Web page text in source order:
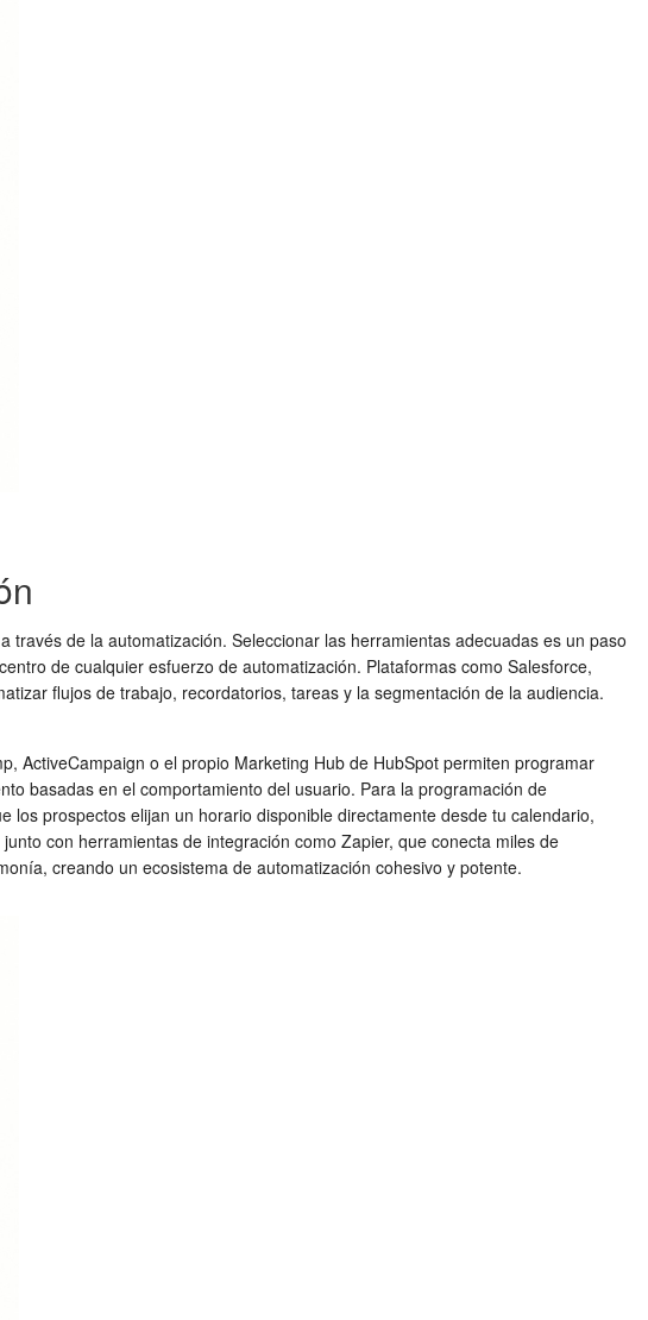
a través de la automatización. Seleccionar las herramientas adecuadas es un paso
de cualquier esfuerzo de automatización. Plataformas como Salesforce,
flujos de trabajo, recordatorios, tareas y la segmentación de la audiencia.
ActiveCampaign o el propio Marketing Hub de HubSpot permiten programar
basadas en el comportamiento del usuario. Para la programación de
prospectos elijan un horario disponible directamente desde tu calendario,
con herramientas de integración como Zapier, que conecta miles de
creando un ecosistema de automatización cohesivo y potente.